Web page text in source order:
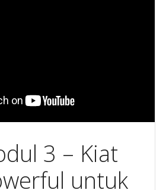
3 – Kiat
untuk